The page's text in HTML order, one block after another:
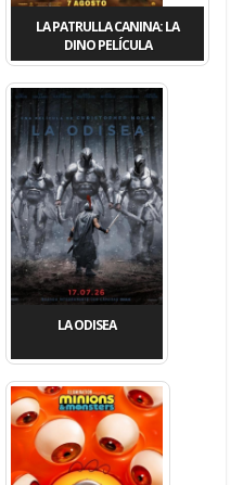
LA PATRULLA CANINA: LA
DINO PELÍCULA
LA ODISEA